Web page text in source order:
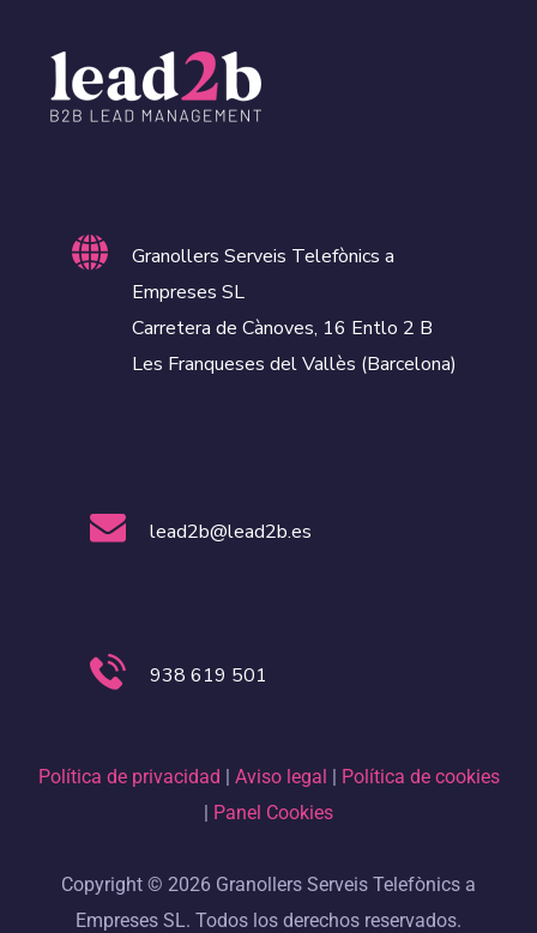
Granollers Serveis Telefònics a
Empreses SL
Carretera de Cànoves, 16 Entlo 2 B
Les Franqueses del Vallès (Barcelona)
lead2b@lead2b.es
938 619 501
Política de privacidad Aviso legal
Política de cookies
Panel Cookies
Copyright © 2026 Granollers Serveis Telefònics a
Empreses SL. Todos los derechos reservados.